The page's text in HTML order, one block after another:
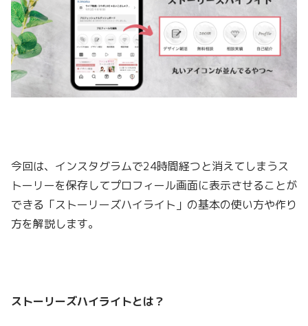
今回は、インスタグラムで24時間経つと消えてしまうス
トーリーを保存してプロフィール画面に表示させることが
できる「ストーリーズハイライト」の基本の使い方や作り
方を解説します。
ストーリーズハイライトとは？